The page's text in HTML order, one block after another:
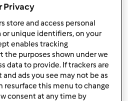
oczyszczonej
Privacy
store and access personal
or unique identifiers, on your
enables tracking
the purposes shown under we
data to provide. If trackers are
ads you see may not be as
resurface this menu to change
consent at any time by